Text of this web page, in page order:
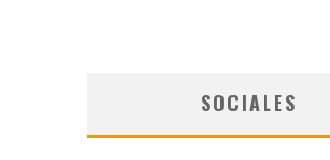
SOCIALES